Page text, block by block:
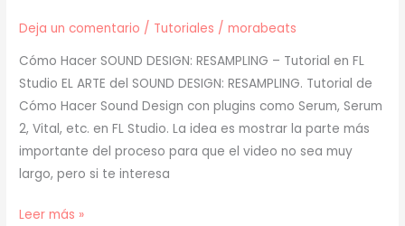
Deja un comentario / Tutoriales /morabeats
Cómo Hacer SOUND DESIGN: RESAMPLING – Tutorial en FL
Studio EL ARTE del SOUND DESIGN: RESAMPLING. Tutorial de
Cómo Hacer Sound Design con plugins como Serum, Serum
2, Vital, etc. en FL Studio. La idea es mostrar la parte más
importante del proceso para que el video no sea muy
largo, pero si te interesa
[
Leer más »